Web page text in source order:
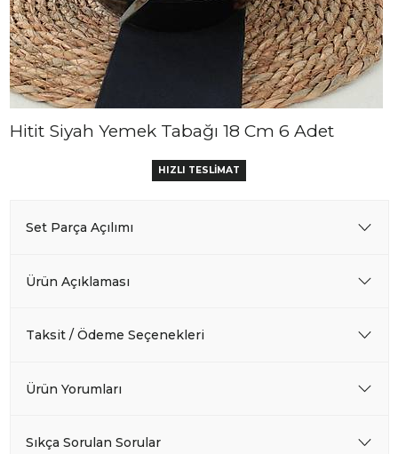
Hitit Siyah Yemek Tabağı 18 Cm 6 Adet
HIZLI TESLİMAT
Set Parça Açılımı
Ürün Açıklaması
Taksit / Ödeme Seçenekleri
Ürün Yorumları
Sıkça Sorulan Sorular